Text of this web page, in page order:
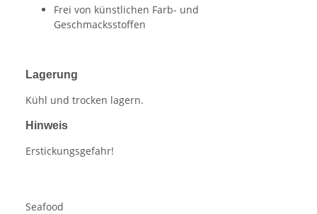
Frei von künstlichen Farb- und
Geschmacksstoffen
Lagerung
Kühl und trocken lagern.
Hinweis
Erstickungsgefahr!
Seafood